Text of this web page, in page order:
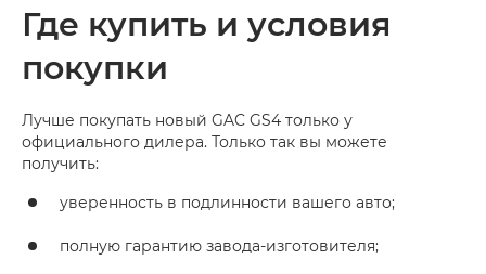
Где купить и условия
покупки
Лучше покупать новый GAC GS4 только у
официального дилера. Только так вы можете
получить:
уверенность в подлинности вашего авто;
полную гарантию завода-изготовителя;